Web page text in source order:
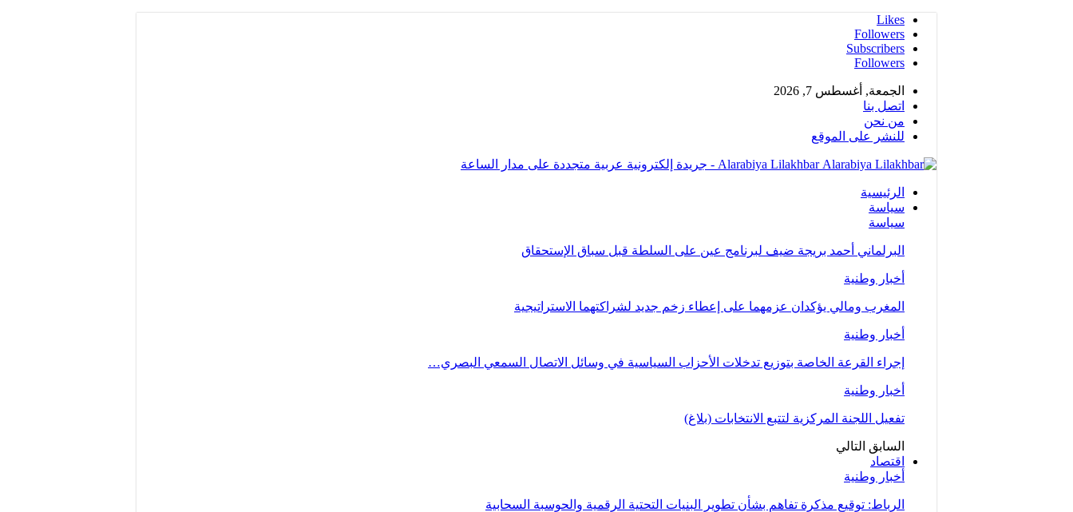
Likes
Followers
Subscribers
Followers
الجمعة, أغسطس 7, 2026
اتصل بنا
من نحن
للنشر على الموقع
Alarabiya Lilakhbar - جريدة إلكترونية عربية متجددة على مدار الساعة
الرئيسية
سياسة
سياسة
البرلماني أحمد بريجة ضيف لبرنامج عين على السلطة قبل سباق الإستحقاق
أخبار وطنية
المغرب ومالي يؤكدان عزمهما على إعطاء زخم جديد لشراكتهما الاستراتيجية
أخبار وطنية
إجراء القرعة الخاصة بتوزيع تدخلات الأحزاب السياسية في وسائل الاتصال السمعي البصري…
أخبار وطنية
تفعيل اللجنة المركزية لتتبع الانتخابات (بلاغ)
السابق التالي
اقتصاد
أخبار وطنية
الرباط: توقيع مذكرة تفاهم بشأن تطوير البنيات التحتية الرقمية والحوسبة السحابية